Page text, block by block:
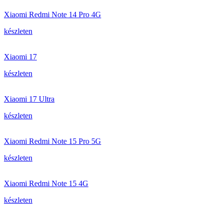
Xiaomi Redmi Note 14 Pro 4G
készleten
Xiaomi 17
készleten
Xiaomi 17 Ultra
készleten
Xiaomi Redmi Note 15 Pro 5G
készleten
Xiaomi Redmi Note 15 4G
készleten